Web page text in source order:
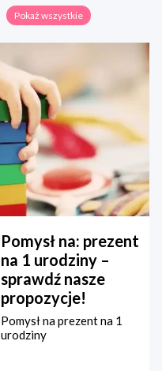
Pokaż wszystkie
Pomysł na: prezent
na 1 urodziny –
sprawdź nasze
propozycje!
Pomysł na prezent na 1
urodziny